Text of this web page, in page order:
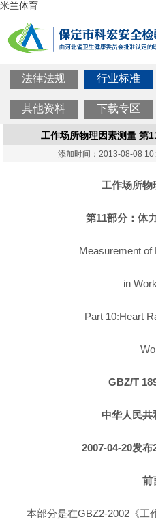
米兰体育
法律法规 行业标准
其他资料 下载专区
工作场所物理因素测量 第
添加时间：2013-08-08
工作场所物
第11部分：体
Measurement of
in
Part 10:Heart
GBZ/T
中华人民共
2007-04-20发布
前
本部分是在GBZ2-2002《工